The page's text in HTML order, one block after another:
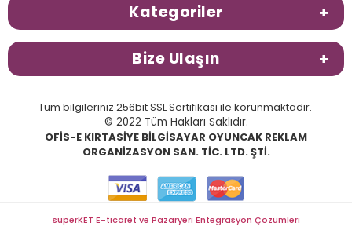
Kategoriler
Bize Ulaşın
Tüm bilgileriniz 256bit SSL Sertifikası ile korunmaktadır.
© 2022 Tüm Hakları Saklıdır.
OFİS-E KIRTASİYE BİLGİSAYAR OYUNCAK REKLAM
ORGANİZASYON SAN. TİC. LTD. ŞTİ.
superKET E-ticaret ve Pazaryeri Entegrasyon Çözümleri